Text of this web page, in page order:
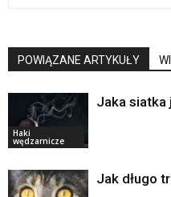
POWIĄZANE ARTYKUŁY
Haki
wędzarnicze
Jaka siatka
Jak długo